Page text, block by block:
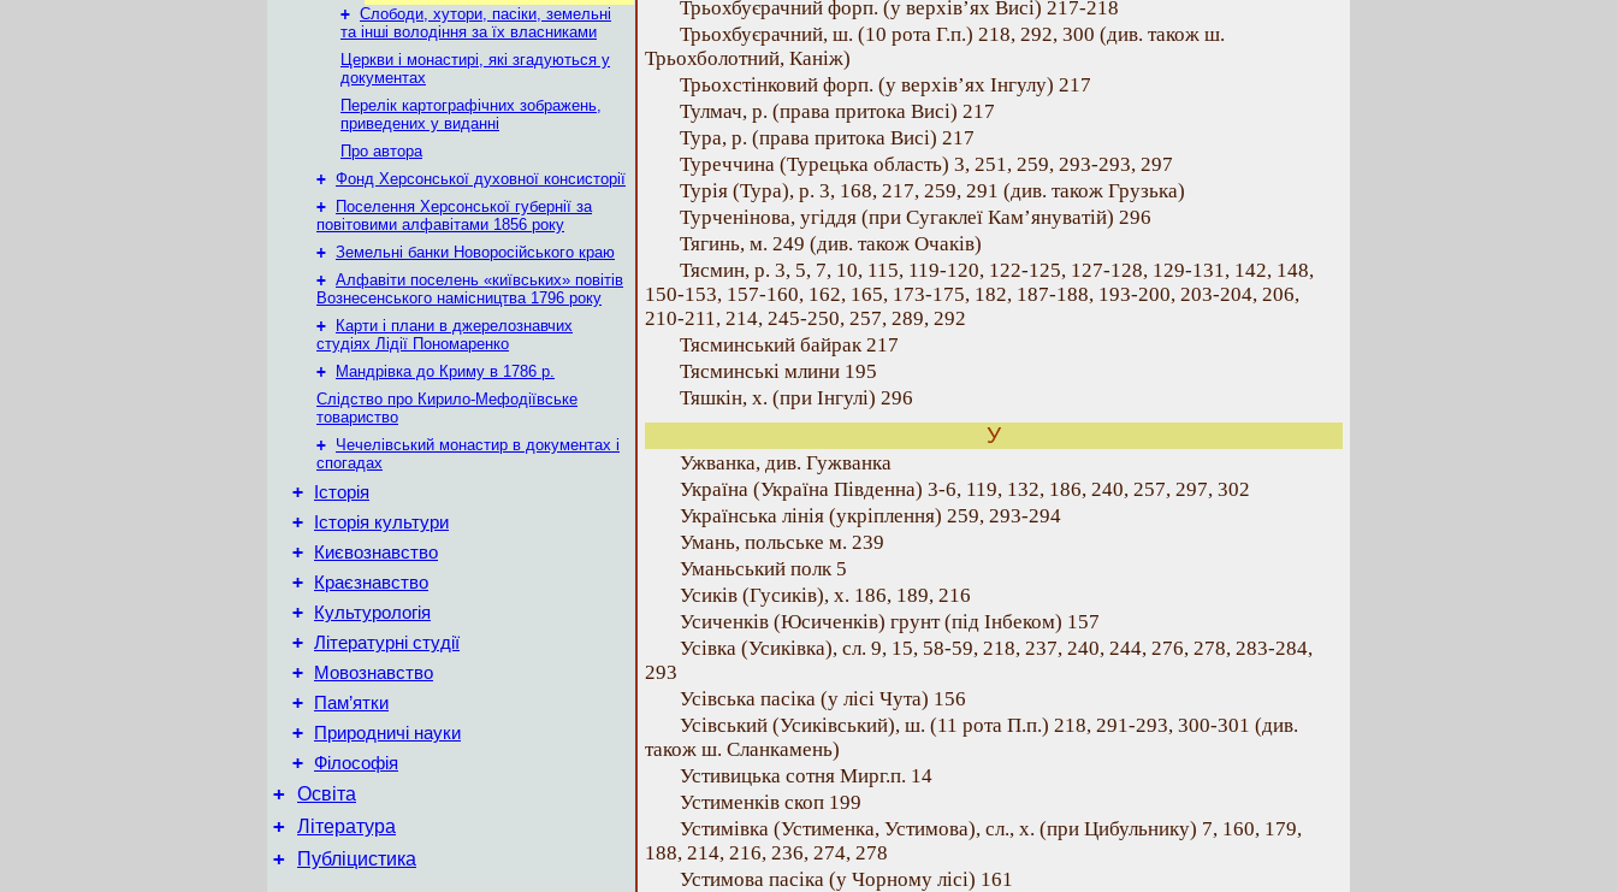
+ Слободи, хутори, пасіки, земельні
та інші володіння за їх власниками
Церкви і монастирі, які згадуються у
документах
Перелік картографічних зображень,
приведених у виданні
Про автора
+ Фонд Херсонської духовної консисторії
+
Поселення Херсонської губернії за
повітовими алфавітами 1856 року
+ Земельні банки Новоросійського краю
+ Алфавіти поселень «київських» повітів
Вознесенського намісництва 1796 року
+
Карти і плани в джерелознавчих
студіях Лідії Пономаренко
+
Мандрівка до Криму в 1786 р.
Слідство про Кирило-Мефодіївське
товариство
+ Чечелівський монастир в документах і
спогадах
+ Історія
+ Історія культури
+ Києвознавство
+ Краєзнавство
+ Культурологія
+ Літературні студії
+ Мовознавство
+ Пам’ятки
+ Природничі науки
+ Філософія
+ Освіта
+ Література
+ Публіцистика
Трьохбуєрачний форп. (у верхів’ях Висі) 217-218
Трьохбуєрачний, ш. (10 рота Г.п.) 218, 292, 300 (див. також ш.
Трьохболотний, Каніж)
Трьохстінковий форп. (у верхів’ях Інгулу) 217
Тулмач, р. (права притока Висі) 217
Тура, р. (права притока Висі) 217
Туреччина (Турецька область) 3, 251, 259, 293-293, 297
Турія (Тура), р. 3, 168, 217, 259, 291 (див. також Грузька)
Турченінова, угіддя (при Сугаклеї Кам’януватій) 296
Тягинь, м. 249 (див. також Очаків)
Тясмин, р. 3, 5, 7, 10, 115, 119-120, 122-125, 127-128, 129-131, 142, 148,
150-153, 157-160, 162, 165, 173-175, 182, 187-188, 193-200, 203-204, 206,
210-211, 214, 245-250, 257, 289, 292
Тясминський байрак 217
Тясминські млини 195
Тяшкін, х. (при Інгулі) 296
У
Ужванка, див. Гужванка
Україна (Україна Південна) 3-6, 119, 132, 186, 240, 257, 297, 302
Українська лінія (укріплення) 259, 293-294
Умань, польське м. 239
Уманьський полк 5
Усиків (Гусиків), х. 186, 189, 216
Усиченків (Юсиченків) грунт (під Інбеком) 157
Усівка (Усиківка), сл. 9, 15, 58-59, 218, 237, 240, 244, 276, 278, 283-284,
293
Усівська пасіка (у лісі Чута) 156
Усівський (Усиківський), ш. (11 рота П.п.) 218, 291-293, 300-301 (див.
також ш. Сланкамень)
Устивицька сотня Мирг.п. 14
Устименків скоп 199
Устимівка (Устименка, Устимова), сл., х. (при Цибульнику) 7, 160, 179,
188, 214, 216, 236, 274, 278
Устимова пасіка (у Чорному лісі) 161